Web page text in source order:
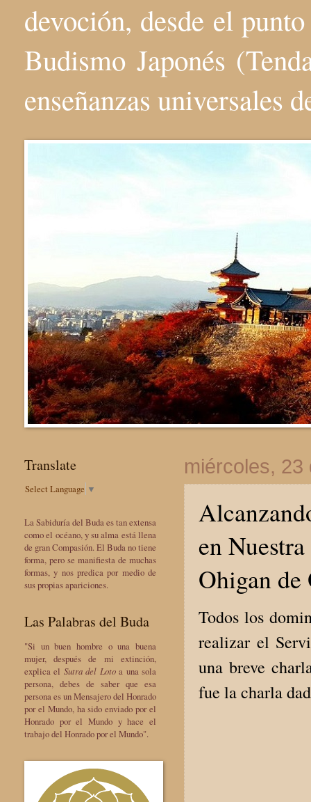
devoción, desde el
Budismo Japonés
enseñanzas universales
miércoles, 23
en
Ohigan
Todos los
realizar el
una breve
fue la charla
Translate
Select Language ▼
La Sabiduría del Buda es tan extensa
como el océano, y su alma está llena
de gran Compasión. El Buda no tiene
forma, pero se manifiesta de muchas
formas, y nos predica por medio de
sus propias apariciones.
Las Palabras del Buda
"Si un buen hombre o una buena
mujer, después de mi extinción,
explica el Sutra del Lotoa una sola
persona, debes de saber que esa
persona es un Mensajero del Honrado
por el Mundo, ha sido enviado por el
Honrado por el Mundo y hace el
trabajo del Honrado por el Mundo".